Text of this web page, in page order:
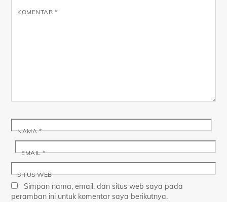
KOMENTAR *
NAMA*
EMAIL*
SITUS WEB
Simpan nama, email, dan situs web saya pada
peramban ini untuk komentar saya berikutnya.